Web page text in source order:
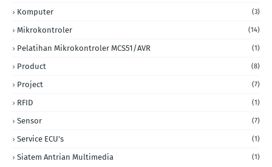
Komputer (3)
Mikrokontroler (14)
Pelatihan Mikrokontroler MCS51/AVR (1)
Product (8)
Project (7)
RFID (1)
Sensor (7)
Service ECU's (1)
Siatem Antrian Multimedia (1)